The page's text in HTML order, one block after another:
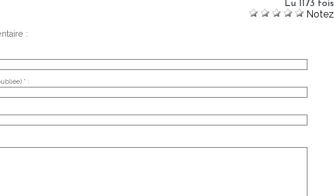
Lu 1173 fois
Notez
:
* :